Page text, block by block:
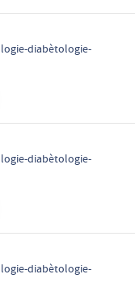
diabètologie-
diabètologie-
diabètologie-